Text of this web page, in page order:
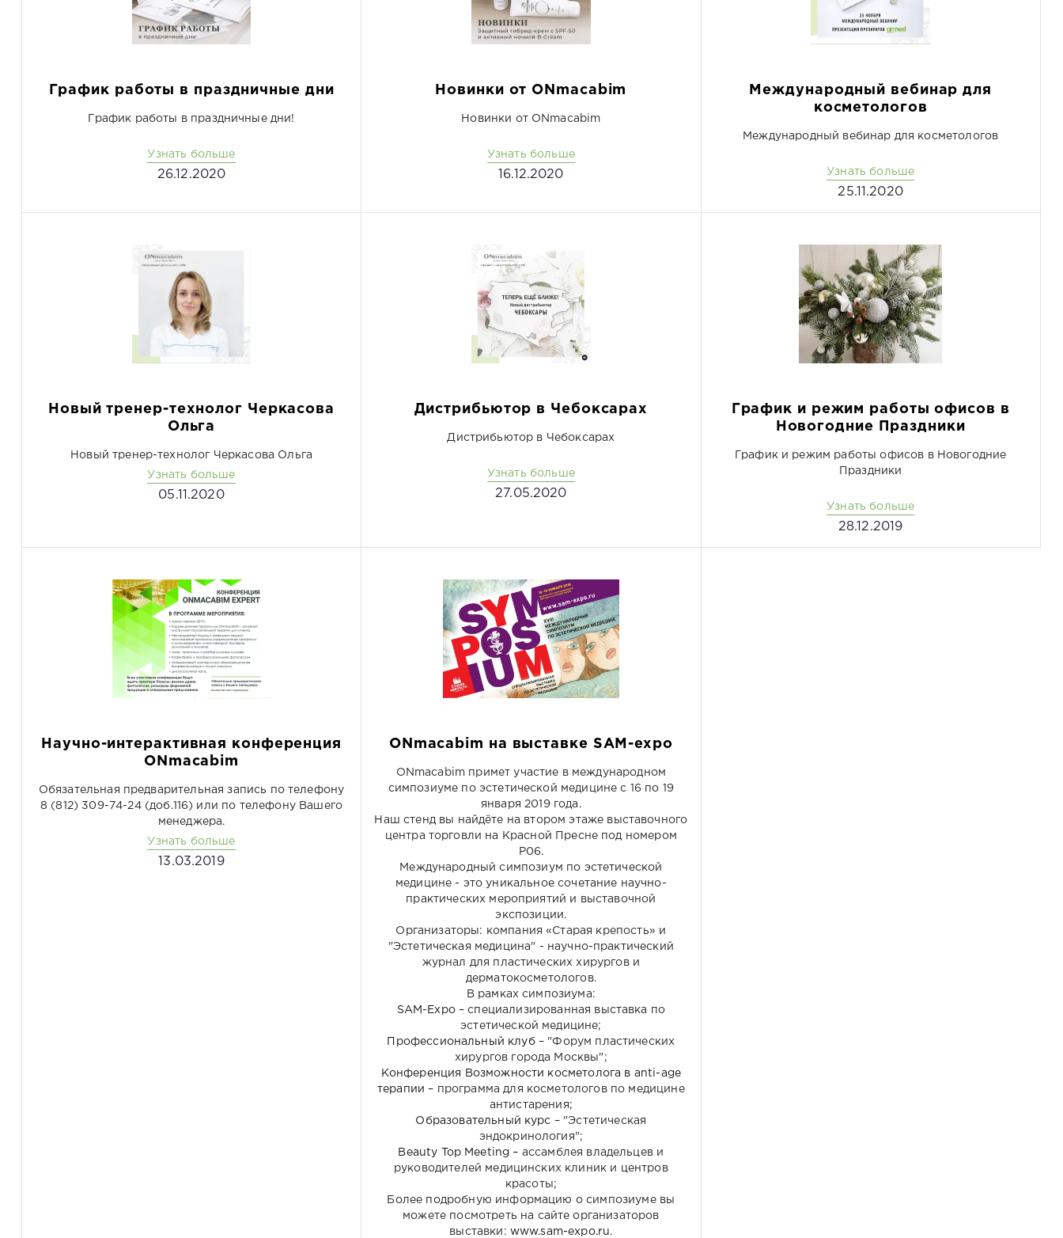
График работы в праздничные дни
График работы в праздничные дни!
Узнать больше
26.12.2020
Новинки от ONmacabim
Новинки от ONmacabim
Узнать больше
16.12.2020
Международный вебинар для
косметологов
Международный вебинар для косметологов
Узнать больше
25.11.2020
Новый тренер-технолог Черкасова
Ольга
Новый тренер-технолог Черкасова Ольга
Узнать больше
05.11.2020
Дистрибьютор в Чебоксарах
Дистрибьютор в Чебоксарах
Узнать больше
27.05.2020
График и режим работы офисов в
Новогодние Праздники
График и режим работы офисов в Новогодние
Праздники
Узнать больше
28.12.2019
Научно-интерактивная конференция
ONmacabim
Обязательная предварительная запись по телефону
8 (812) 309-74-24 (доб.116) или по телефону Вашего
менеджера.
Узнать больше
13.03.2019
ONmacabim на выставке SAM-expo
ONmacabim примет участие в международном
симпозиуме по эстетической медицине с 16 по 19
января 2019 года.
Наш стенд вы найдёте на втором этаже выставочного
центра торговли на Красной Пресне под номером
P06.
Международный симпозиум по эстетической
медицине - это уникальное сочетание научно-
практических мероприятий и выставочной
экспозиции.
Организаторы: компания «Старая крепость» и
"Эстетическая медицина" - научно-практический
журнал для пластических хирургов и
дерматокосметологов.
В рамках симпозиума:
SAM-Expo– специализированная выставка по
эстетической медицине;
Профессиональный клуб– "Форум пластических
хирургов города Москвы";
Конференция Возможности косметолога в anti-age
терапии – программа для косметологов по медицине
антистарения;
Образовательный курс – "Эстетическая
эндокринология";
Beauty Top Meeting – ассамблея владельцев и
руководителей медицинских клиник и центров
красоты;
Более подробную информацию о симпозиуме вы
можете посмотреть на сайте организаторов
выставки: www.sam-expo.ru.